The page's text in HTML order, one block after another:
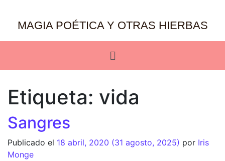
MAGIA POÉTICA Y OTRAS HIERBAS
Etiqueta: vida
Sangres
Publicado el 18 abril, 2020 (31 agosto, 2025) por Iris
Monge